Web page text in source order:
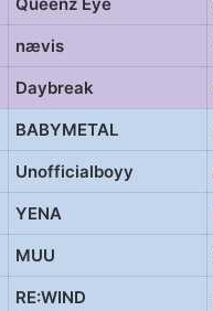
nævis
Daybreak
BABYMETAL
Unofficialboyy
YENA
MUU
RE:WIND